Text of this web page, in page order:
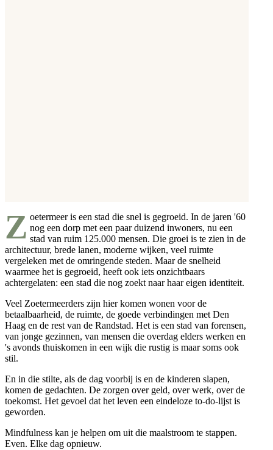
Z oetermeer is een stad die snel is gegroeid. In de jaren '60
nog een dorp met een paar duizend inwoners, nu een
stad van ruim 125.000 mensen. Die groei is te zien in de
architectuur, brede lanen, moderne wijken, veel ruimte
vergeleken met de omringende steden. Maar de snelheid
waarmee het is gegroeid, heeft ook iets onzichtbaars
achtergelaten: een stad die nog zoekt naar haar eigen identiteit.
Veel Zoetermeerders zijn hier komen wonen voor de
betaalbaarheid, de ruimte, de goede verbindingen met Den
Haag en de rest van de Randstad. Het is een stad van forensen,
van jonge gezinnen, van mensen die overdag elders werken en
's avonds thuiskomen in een wijk die rustig is maar soms ook
stil.
En in die stilte, als de dag voorbij is en de kinderen slapen,
komen de gedachten. De zorgen over geld, over werk, over de
toekomst. Het gevoel dat het leven een eindeloze to-do-lijst is
geworden.
Mindfulness kan je helpen om uit die maalstroom te stappen.
Even. Elke dag opnieuw.